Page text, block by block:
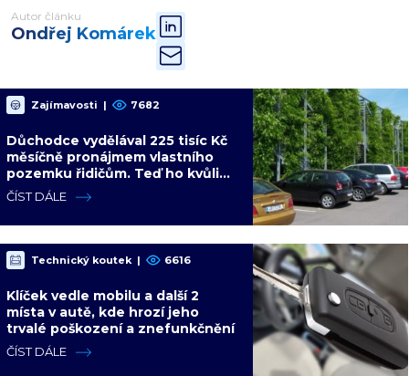
Autor článku
Ondřej Komárek
Zajímavosti | 7682
Důchodce vydělával 225 tisíc Kč
měsíčně pronájmem vlastního
pozemku řidičům. Teď ho kvůli
tomu čeká soud
ČÍST DÁLE
Technický koutek | 6616
Klíček vedle mobilu a další 2
místa v autě, kde hrozí jeho
trvalé poškození a znefunkčnění
ČÍST DÁLE